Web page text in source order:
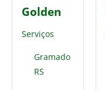
Golden
Serviços
Gramado
RS